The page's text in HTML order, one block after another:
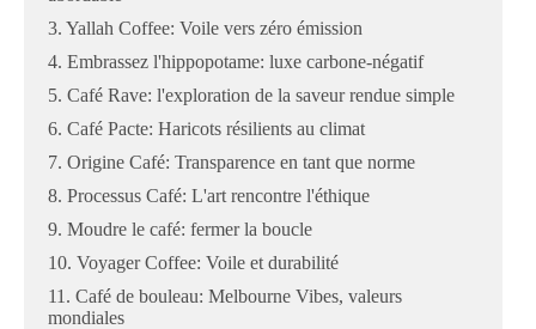
3. Yallah Coffee: Voile vers zéro émission
4. Embrassez l'hippopotame: luxe carbone-négatif
5. Café Rave: l'exploration de la saveur rendue simple
6. Café Pacte: Haricots résilients au climat
7. Origine Café: Transparence en tant que norme
8. Processus Café: L'art rencontre l'éthique
9. Moudre le café: fermer la boucle
10. Voyager Coffee: Voile et durabilité
11. Café de bouleau: Melbourne Vibes, valeurs
mondiales